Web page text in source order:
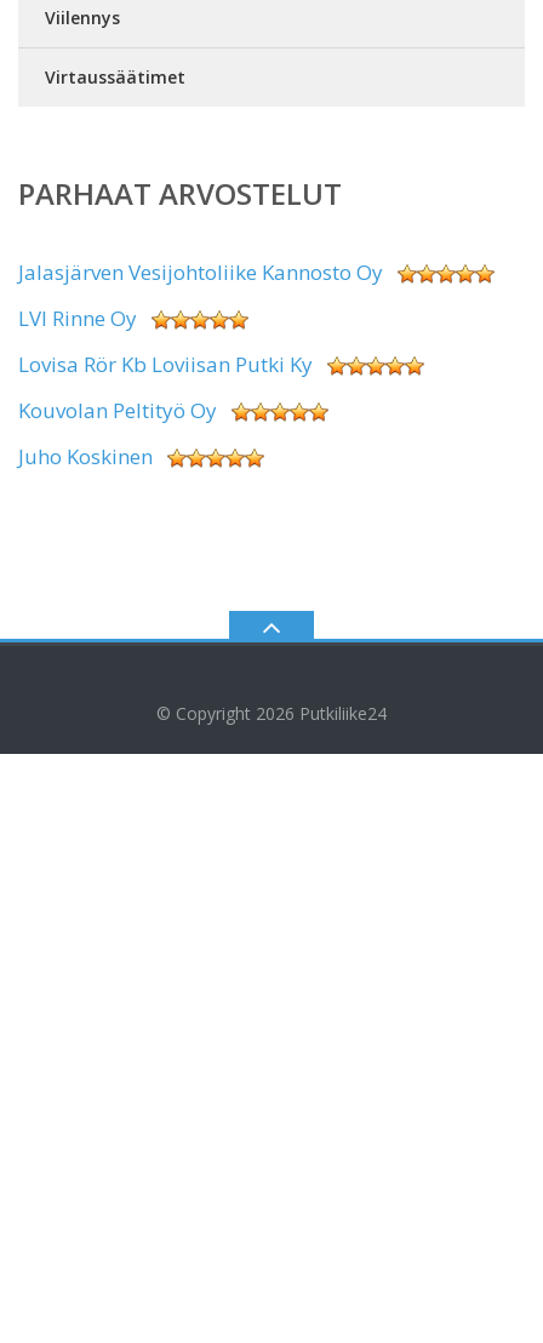
Viilennys
Virtaussäätimet
PARHAAT ARVOSTELUT
Jalasjärven Vesijohtoliike Kannosto Oy
LVI Rinne Oy
Lovisa Rör Kb Loviisan Putki Ky
Kouvolan Peltityö Oy
Juho Koskinen
© Copyright 2026 Putkiliike24